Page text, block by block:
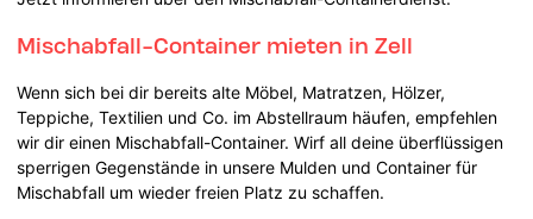
Mischabfall-Container mieten in Zell
Wenn sich bei dir bereits alte Möbel, Matratzen, Hölzer,
Teppiche, Textilien und Co. im Abstellraum häufen, empfehlen
wir dir einen Mischabfall-Container. Wirf all deine überflüssigen
sperrigen Gegenstände in unsere Mulden und Container für
Mischabfall um wieder freien Platz zu schaffen.